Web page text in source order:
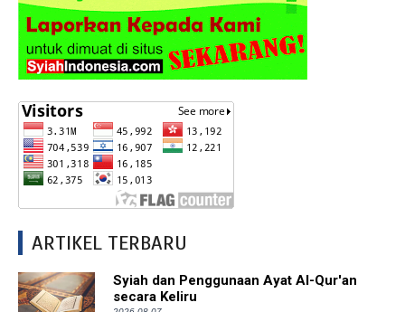
ARTIKEL TERBARU
Syiah dan Penggunaan Ayat Al-Qur'an
secara Keliru